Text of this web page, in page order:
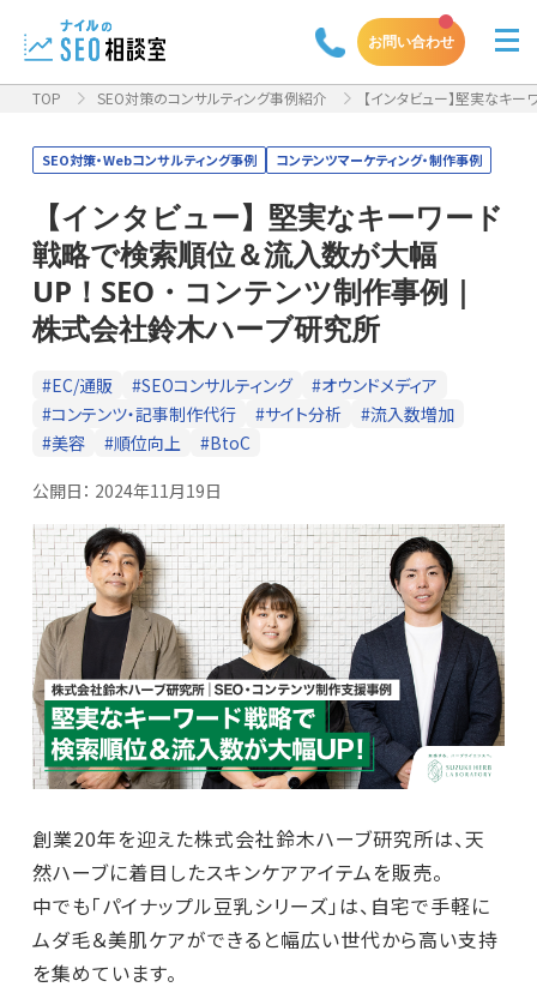
お問い合わせ
TOP SEO対策のコンサルティング事例紹介 【インタビュー】堅実なキ
SEO対策・Webコンサルティング事例 コンテンツマーケティング・制作事例
【インタビュー】堅実なキーワード
戦略で検索順位＆流入数が大幅
UP！SEO・コンテンツ制作事例｜
株式会社鈴木ハーブ研究所
#EC/通販 #SEOコンサルティング
#オウンドメディア
#コンテンツ・記事制作代行
#サイト分析
#流入数増加
#美容
#順位向上
#BtoC
公開日： 2024年11月19日
創業20年を迎えた株式会社鈴木ハーブ研究所は、天
然ハーブに着目したスキンケアアイテムを販売。
中でも「パイナップル豆乳シリーズ」は、自宅で手軽に
ムダ毛＆美肌ケアができると幅広い世代から高い支持
を集めています。